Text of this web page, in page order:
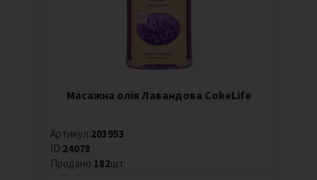
Масажна олія Лавандова CokeLife
Артикул:203953
ID:24078
Продано:182шт.